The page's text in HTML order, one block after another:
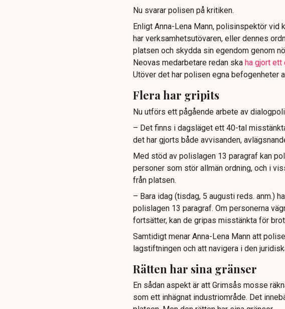
Nu svarar polisen på kritiken.
Enligt Anna-Lena Mann, polisinspektör vid
har verksamhetsutövaren, eller dennes
platsen och skydda sin egendom genom
Neovas medarbetare redan ska ha gjort ett
Utöver det har polisen egna befogenheter
Flera har gripits
Nu utförs ett pågående arbete av
– Det finns i dagsläget ett 40-tal
det har gjorts både avvisanden,
Med stöd av polislagen 13 paragraf kan
personer som stör allmän ordning, och i
från platsen.
– Bara idag (tisdag, 5 augusti reds. anm.)
polislagen 13 paragraf. Om personerna
fortsätter, kan de gripas misstänkta för
Samtidigt menar Anna-Lena Mann att
lagstiftningen och att navigera i den
Rätten har sina gränser
En sådan aspekt är att Grimsås mosse
som ett inhägnat industriområde. Det